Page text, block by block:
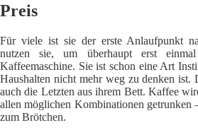
Preis
Für viele ist sie der erste Anlaufpunkt
nutzen sie, um überhaupt erst
Kaffeemaschine. Sie ist schon eine Art
Haushalten nicht mehr weg zu denken ist.
auch die Letzten aus ihrem Bett. Kaffee
allen möglichen Kombinationen getrunken
zum Brötchen.